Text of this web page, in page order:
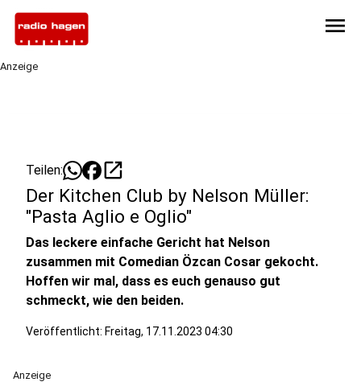
menu
Anzeige
Teilen: open_in_new
Der Kitchen Club by Nelson Müller:
"Pasta Aglio e Oglio"
Das leckere einfache Gericht hat Nelson
zusammen mit Comedian Özcan Cosar gekocht.
Hoffen wir mal, dass es euch genauso gut
schmeckt, wie den beiden.
Veröffentlicht: Freitag, 17.11.2023 04:30
Anzeige